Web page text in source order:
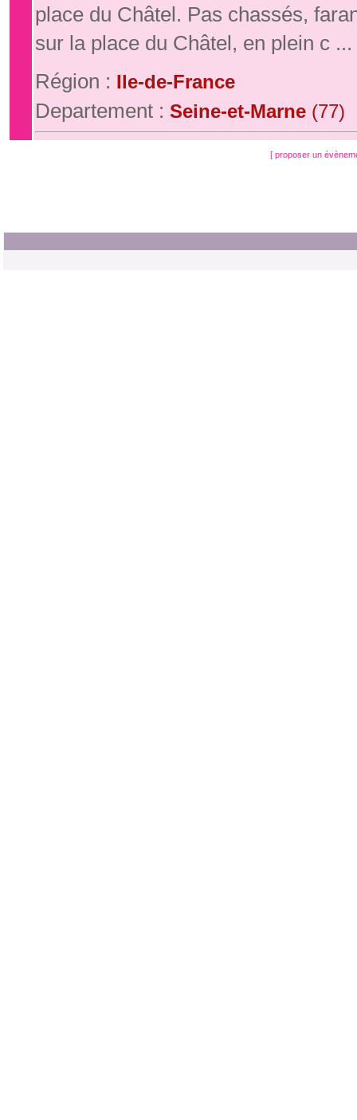
place du Châtel. Pas chassés,
sur la place du Châtel, en plein c ...
Région : Ile-de-France
Departement : Seine-et-Marne (77)
[ proposer un